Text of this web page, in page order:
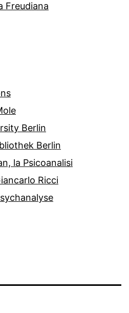
Freudiana
Berlin
Berlin
la Psicoanalisi
Ricci